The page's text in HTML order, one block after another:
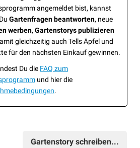
angemeldet bist, kannst
Gartenfragen beantworten, neue
werben, Gartenstorys publizieren
gleichzeitig auch Tells Äpfel und
für den nächsten Einkauf gewinnen.
Du die FAQ zum
und hier die
.
Gartenstory schreiben...